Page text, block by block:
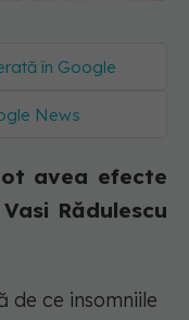
în Google
News
avea efecte
Rădulescu
de ce insomniile